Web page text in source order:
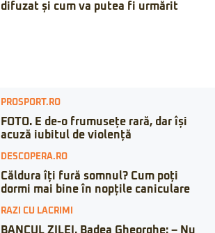
difuzat și cum va putea fi urmărit
PROSPORT.RO
FOTO. E de-o frumusețe rară, dar își
acuză iubitul de violență
DESCOPERA.RO
Căldura îți fură somnul? Cum poți
dormi mai bine în nopțile caniculare
RAZI CU LACRIMI
BANCUL ZILEI. Badea Gheorghe: – Nu